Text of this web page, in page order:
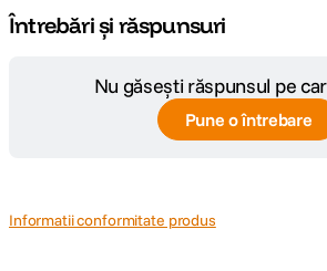
Întrebări și răspunsuri
Nu găsești răspunsul pe
Pune o întrebare
Informatii conformitate produs